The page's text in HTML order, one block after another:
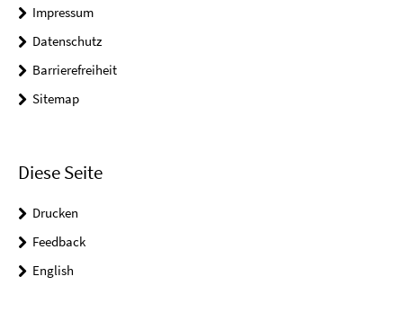
Impressum
Datenschutz
Barrierefreiheit
Sitemap
Diese Seite
Drucken
Feedback
English